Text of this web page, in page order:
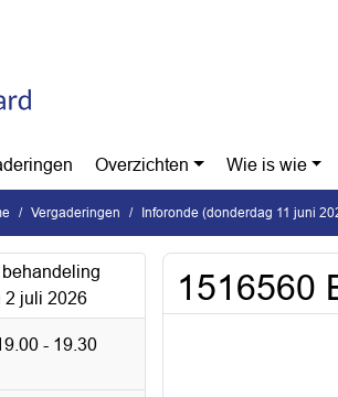
Overzichten Wie is wie
Vergaderingen Inforonde (donderdag 11 juni
2 juli 2026
- 19.30
1516560